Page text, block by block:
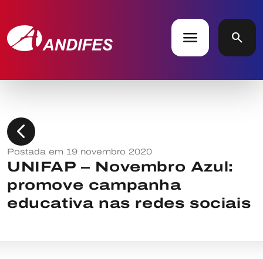
menu search
chevron_left
Postada em 19 novembro 2020
UNIFAP – Novembro Azul:
promove campanha
educativa nas redes sociais